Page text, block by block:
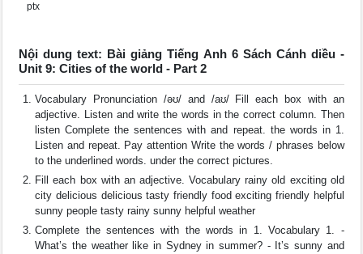
ptx
Nội dung text: Bài giảng Tiếng Anh 6 Sách Cánh diều -
Unit 9: Cities of the world - Part 2
Vocabulary Pronunciation /əʊ/ and /aʊ/ Fill each box with an
adjective. Listen and write the words in the correct column. Then
listen Complete the sentences with and repeat. the words in 1.
Listen and repeat. Pay attention Write the words / phrases below
to the underlined words. under the correct pictures.
Fill each box with an adjective. Vocabulary rainy old exciting old
city delicious delicious tasty friendly food exciting friendly helpful
sunny people tasty rainy sunny helpful weather
Complete the sentences with the words in 1. Vocabulary 1. -
What’s the weather like in Sydney in summer? - It’s sunny and